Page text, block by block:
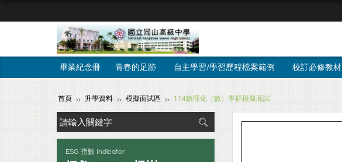
畢業紀念冊 青春的足跡 自主學習/學習歷程檔案範例 校訂必修教材
首頁 升學資料 模擬面試區 114數理化（數）學群模擬面試
ESG 指數 Indicator